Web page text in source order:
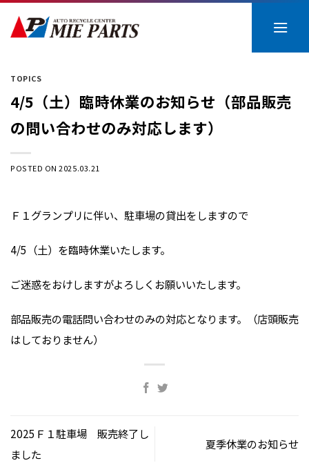
TOPICS
4/5（土）臨時休業のお知らせ（部品販売
の問い合わせのみ対応します）
POSTED ON2025.03.21
Ｆ１グランプリに伴い、駐車場の貸出をしますので
4/5（土）を臨時休業いたします。
ご迷惑をおけしますがよろしくお願いいたします。
部品販売の電話問い合わせのみの対応となります。（店頭販売
はしておりません）
2025Ｆ１駐車場 販売終了し
ました
夏季休業のお知らせ